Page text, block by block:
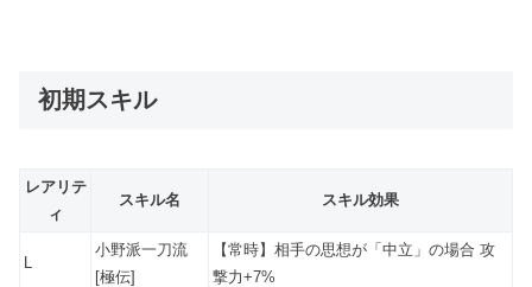
初期スキル
レアリテ
ィ
スキル名 スキル効果
L
小野派一刀流
[極伝]
【常時】相手の思想が「中立」の場合 攻
撃力+7%